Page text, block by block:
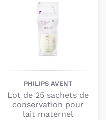
PHILIPS AVENT
Lot de 25 sachets de
conservation pour
lait maternel